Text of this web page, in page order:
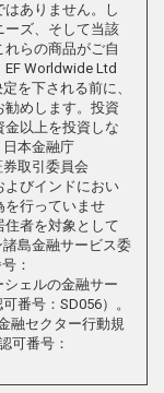
ありません。し
ーズ、そして当該
らの商品がご自
Worldwide Ltd
を下される前に、
めします。投資
以上を投資しな
本金融庁
券取引委員会
よびインドにおい
を行っていませ
者を対象として
島金融サービス委
：
ェルの金融サー
番号：SD056）。
融セクター行動規
可番号：